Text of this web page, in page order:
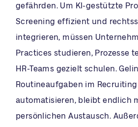
gefährden. Um KI-gestützte
Screening effizient und
integrieren, müssen
Practices studieren, Prozesse
HR-Teams gezielt schulen.
Routineaufgaben im Recruiting
automatisieren, bleibt endlich
persönlichen Austausch.